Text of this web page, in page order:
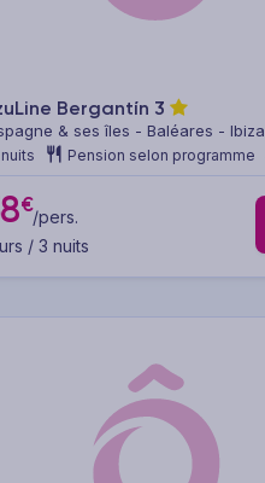
Bergantín 3
& ses îles - Baléares - Ibiza
Pension selon programme
€/pers.
/ 3 nuits